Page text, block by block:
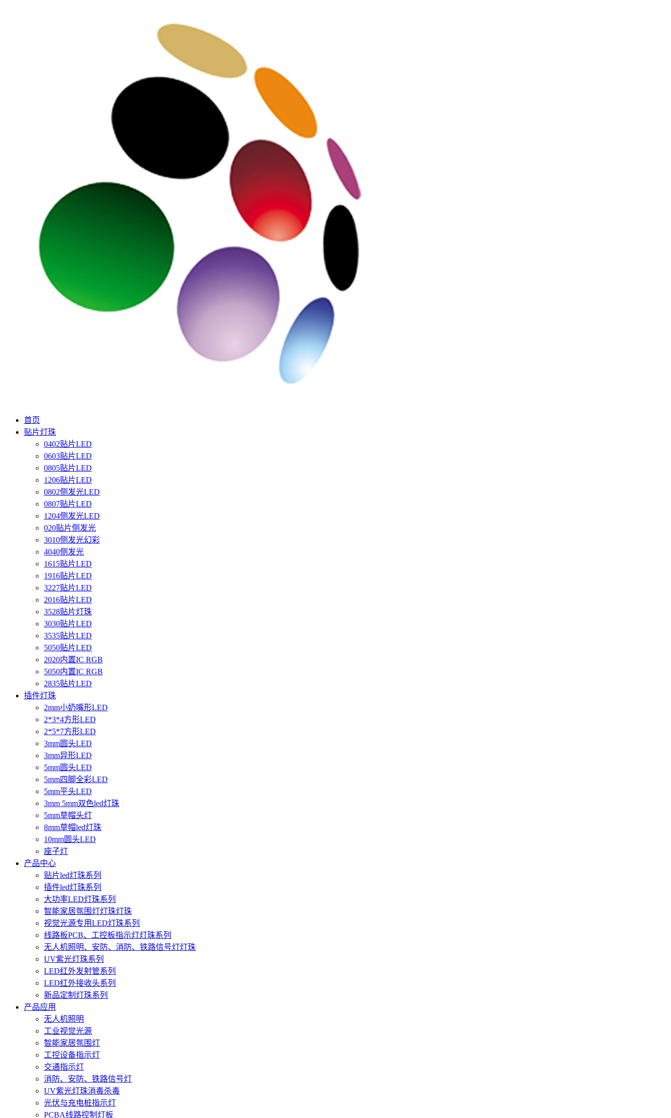
首页
贴片灯珠
0402贴片LED
0603贴片LED
0805贴片LED
1206贴片LED
0802侧发光LED
0807贴片LED
1204侧发光LED
020贴片侧发光
3010侧发光幻彩
4040侧发光
1615贴片LED
1916贴片LED
3227贴片LED
2016贴片LED
3528贴片灯珠
3030贴片LED
3535贴片LED
5050贴片LED
2020内置IC RGB
5050内置IC RGB
2835贴片LED
插件灯珠
2mm小奶嘴形LED
2*3*4方形LED
2*5*7方形LED
3mm圆头LED
3mm异形LED
5mm圆头LED
5mm四脚全彩LED
5mm平头LED
3mm 5mm双色led灯珠
5mm草帽头灯
8mm草帽led灯珠
10mm圆头LED
座子灯
产品中心
贴片led灯珠系列
插件led灯珠系列
大功率LED灯珠系列
智能家居氛围灯灯珠灯珠
视觉光源专用LED灯珠系列
线路板PCB、工控板指示灯灯珠系列
无人机照明、安防、消防、铁路信号灯灯珠
UV紫光灯珠系列
LED红外发射管系列
LED红外接收头系列
新品定制灯珠系列
产品应用
无人机照明
工业视觉光源
智能家居氛围灯
工控设备指示灯
交通指示灯
消防、安防、铁路信号灯
UV紫光灯珠消毒杀毒
光伏与充电桩指示灯
PCBA线路控制灯板